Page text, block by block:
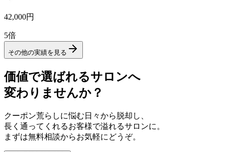
42,000円
5倍
その他の実績を見る
価値で選ばれるサロンへ
変わりませんか？
クーポン荒らしに悩む日々から脱却し、
長く通ってくれるお客様で溢れるサロンに。
まずは無料相談からお気軽にどうぞ。